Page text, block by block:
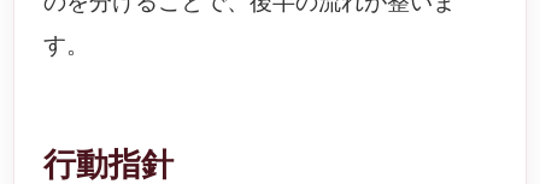
す。
行動指針